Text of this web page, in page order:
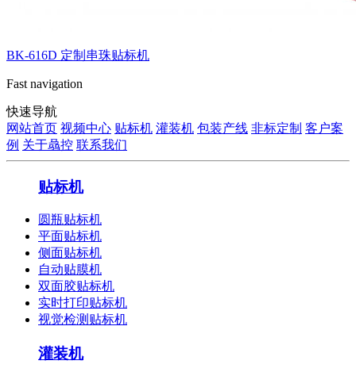
BK-616D 定制串珠贴标机
Fast navigation
快速导航
网站首页 视频中心 贴标机 灌装机 包装产线 非标定制 客户案
例 关于骉控 联系我们
贴标机
圆瓶贴标机
平面贴标机
侧面贴标机
自动贴膜机
双面胶贴标机
实时打印贴标机
视觉检测贴标机
灌装机